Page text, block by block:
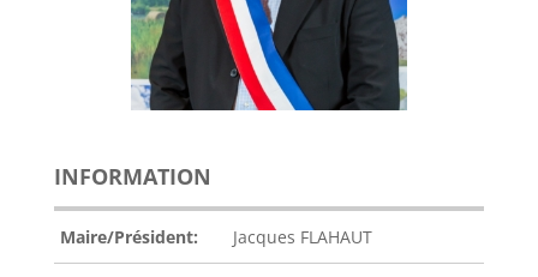
INFORMATION
Maire/Président: Jacques FLAHAUT